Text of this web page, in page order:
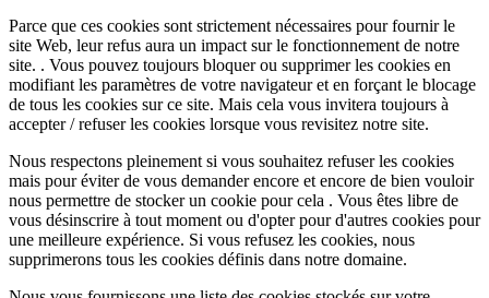
Parce que ces cookies sont strictement nécessaires pour fournir le
site Web, leur refus aura un impact sur le fonctionnement de notre
site. . Vous pouvez toujours bloquer ou supprimer les cookies en
modifiant les paramètres de votre navigateur et en forçant le blocage
de tous les cookies sur ce site. Mais cela vous invitera toujours à
accepter / refuser les cookies lorsque vous revisitez notre site.
Nous respectons pleinement si vous souhaitez refuser les cookies
mais pour éviter de vous demander encore et encore de bien vouloir
nous permettre de stocker un cookie pour cela . Vous êtes libre de
vous désinscrire à tout moment ou d'opter pour d'autres cookies pour
une meilleure expérience. Si vous refusez les cookies, nous
supprimerons tous les cookies définis dans notre domaine.